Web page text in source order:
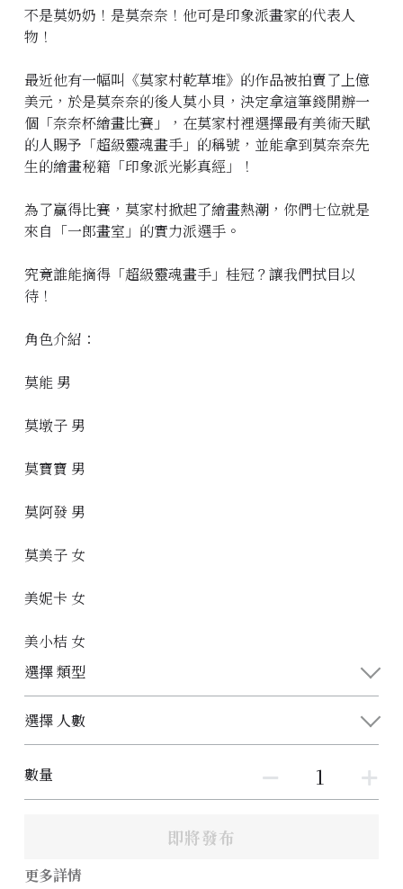
不是莫奶奶！是莫奈奈！他可是印象派畫家的代表人
物！
最近他有一幅叫《莫家村乾草堆》的作品被拍賣了上億
美元，於是莫奈奈的後人莫小貝，決定拿這筆錢開辦一
個「奈奈杯繪畫比賽」，在莫家村裡選擇最有美術天賦
的人賜予「超級靈魂畫手」的稱號，並能拿到莫奈奈先
生的繪畫秘籍「印象派光影真經」！
為了贏得比賽，莫家村掀起了繪畫熱潮，你們七位就是
來自「一郎畫室」的實力派選手。
究竟誰能摘得「超級靈魂畫手」桂冠？讓我們拭目以
待！
角色介紹：
莫能 男
莫墩子 男
莫寶寶 男
莫阿發 男
莫美子 女
美妮卡 女
美小桔 女
選擇 類型
選擇 人數
數量
即將發布
更多詳情